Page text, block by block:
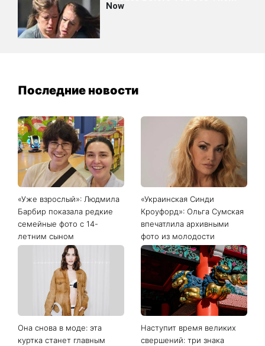
Последние новости
«Уже взрослый»: Людмила
Барбир показала редкие
семейные фото с 14-
летним сыном
«Украинская Синди
Кроуфорд»: Ольга Сумская
впечатлила архивными
фото из молодости
Она снова в моде: эта
куртка станет главным
Наступит время великих
свершений: три знака